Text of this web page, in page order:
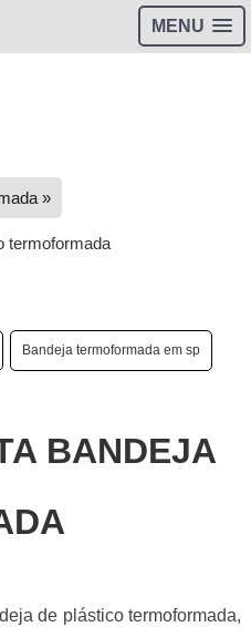
MENU
»
termoformada
Bandeja termoformada em sp
BANDEJA
de plástico termoformada,